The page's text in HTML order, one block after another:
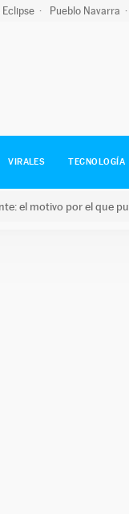
Eclipse Pueblo Navarra
VIRALES TECNOLOGÍA
el motivo por el que